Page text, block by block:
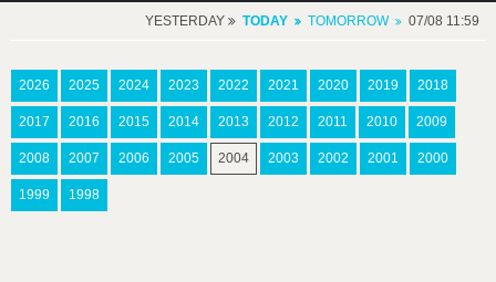
YESTERDAY TODAY TOMORROW 07/08 11:59
2026 2025 2024 2023 2022 2021 2020 2019 2018
2017 2016 2015 2014 2013 2012 2011 2010 2009
2008 2007 2006 2005 2004 2003 2002 2001 2000
1999 1998